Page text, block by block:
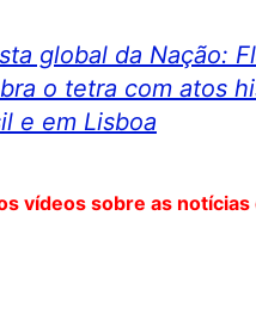
global da Nação:
o tetra com atos
e em Lisboa
vídeos sobre as notícias